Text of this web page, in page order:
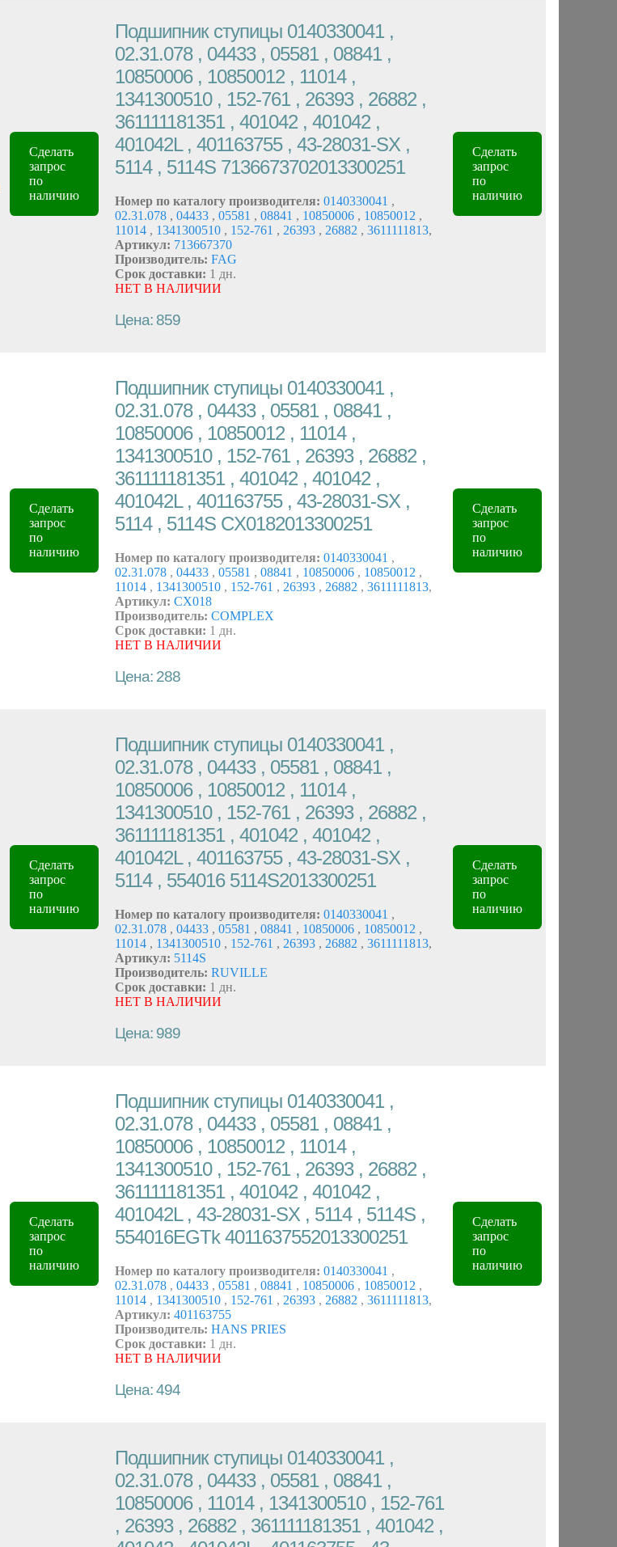
Сделать
запрос
по
наличию
Подшипник ступицы 0140330041 ,
02.31.078 , 04433 , 05581 , 08841 ,
10850006 , 10850012 , 11014 ,
1341300510 , 152-761 , 26393 , 26882 ,
361111181351 , 401042 , 401042 ,
401042L , 401163755 , 43-28031-SX ,
5114 , 5114S 7136673702013300251
Номер по каталогу производителя: 0140330041 ,
02.31.078 , 04433 , 05581 , 08841 , 10850006 , 10850012 ,
11014 , 1341300510 , 152-761 , 26393 , 26882 , 3611111813,
Артикул: 713667370
Производитель: FAG
Срок доставки: 1 дн.
НЕТ В НАЛИЧИИ
Цена: 859
Сделать
запрос
по
наличию
Сделать
запрос
по
наличию
Подшипник ступицы 0140330041 ,
02.31.078 , 04433 , 05581 , 08841 ,
10850006 , 10850012 , 11014 ,
1341300510 , 152-761 , 26393 , 26882 ,
361111181351 , 401042 , 401042 ,
401042L , 401163755 , 43-28031-SX ,
5114 , 5114S CX0182013300251
Номер по каталогу производителя: 0140330041 ,
02.31.078 , 04433 , 05581 , 08841 , 10850006 , 10850012 ,
11014 , 1341300510 , 152-761 , 26393 , 26882 , 3611111813,
Артикул: CX018
Производитель: COMPLEX
Срок доставки: 1 дн.
НЕТ В НАЛИЧИИ
Цена: 288
Сделать
запрос
по
наличию
Сделать
запрос
по
наличию
Подшипник ступицы 0140330041 ,
02.31.078 , 04433 , 05581 , 08841 ,
10850006 , 10850012 , 11014 ,
1341300510 , 152-761 , 26393 , 26882 ,
361111181351 , 401042 , 401042 ,
401042L , 401163755 , 43-28031-SX ,
5114 , 554016 5114S2013300251
Номер по каталогу производителя: 0140330041 ,
02.31.078 , 04433 , 05581 , 08841 , 10850006 , 10850012 ,
11014 , 1341300510 , 152-761 , 26393 , 26882 , 3611111813,
Артикул: 5114S
Производитель: RUVILLE
Срок доставки: 1 дн.
НЕТ В НАЛИЧИИ
Цена: 989
Сделать
запрос
по
наличию
Сделать
запрос
по
наличию
Подшипник ступицы 0140330041 ,
02.31.078 , 04433 , 05581 , 08841 ,
10850006 , 10850012 , 11014 ,
1341300510 , 152-761 , 26393 , 26882 ,
361111181351 , 401042 , 401042 ,
401042L , 43-28031-SX , 5114 , 5114S ,
554016EGTk 4011637552013300251
Номер по каталогу производителя: 0140330041 ,
02.31.078 , 04433 , 05581 , 08841 , 10850006 , 10850012 ,
11014 , 1341300510 , 152-761 , 26393 , 26882 , 3611111813,
Артикул: 401163755
Производитель: HANS PRIES
Срок доставки: 1 дн.
НЕТ В НАЛИЧИИ
Цена: 494
Сделать
запрос
по
наличию
Подшипник ступицы 0140330041 ,
02.31.078 , 04433 , 05581 , 08841 ,
10850006 , 11014 , 1341300510 , 152-761
, 26393 , 26882 , 361111181351 , 401042 ,